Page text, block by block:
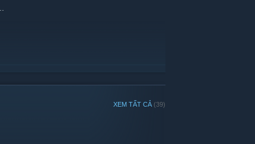
XEM TẤT CẢ (39)